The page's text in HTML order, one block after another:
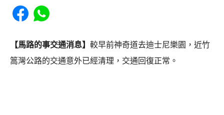
Share to Facebook
Share to WhatsApp
【馬路的事交通消息】 較早前神奇道去迪士尼樂園，近竹
篙灣公路的交通意外已經清理，交通回復正常。